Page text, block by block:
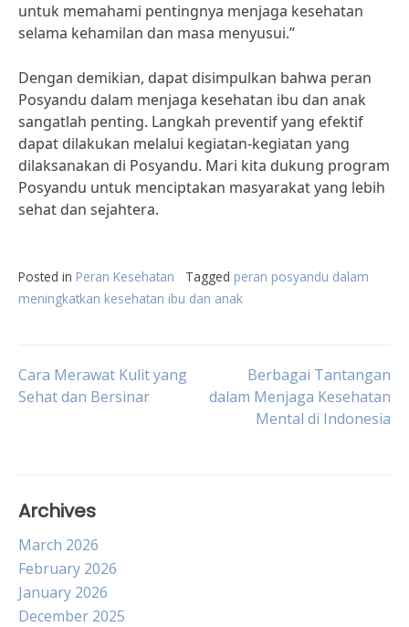
untuk memahami pentingnya menjaga kesehatan
selama kehamilan dan masa menyusui.”
Dengan demikian, dapat disimpulkan bahwa peran
Posyandu dalam menjaga kesehatan ibu dan anak
sangatlah penting. Langkah preventif yang efektif
dapat dilakukan melalui kegiatan-kegiatan yang
dilaksanakan di Posyandu. Mari kita dukung program
Posyandu untuk menciptakan masyarakat yang lebih
sehat dan sejahtera.
Posted in Peran Kesehatan Tagged peran posyandu dalam
meningkatkan kesehatan ibu dan anak
Post
Cara Merawat Kulit yang
Sehat dan Bersinar
Berbagai Tantangan
dalam Menjaga Kesehatan
Mental di Indonesia
Archives
March 2026
February 2026
January 2026
December 2025